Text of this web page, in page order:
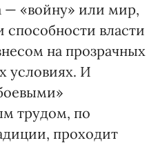
— «войну» или мир,
способности власти
на прозрачных
условиях. И
трудом, по
проходит